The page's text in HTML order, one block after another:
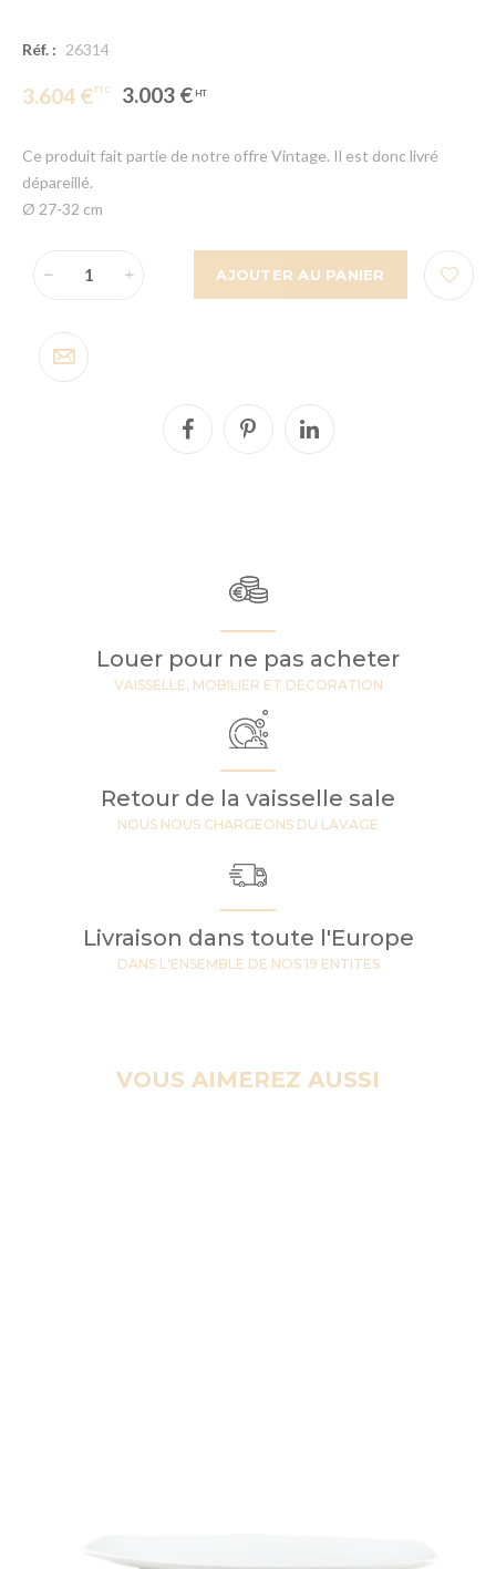
Réf. : 26314
3.604 € 3.003 €
Ce produit fait partie de notre offre Vintage. Il est donc livré
dépareillé.
Ø 27-32 cm
AJOUTER AU PANIER
Louer pour ne pas acheter
VAISSELLE, MOBILIER ET DECORATION
Retour de la vaisselle sale
NOUS NOUS CHARGEONS DU LAVAGE
Livraison dans toute l'Europe
DANS L'ENSEMBLE DE NOS 19 ENTITES
VOUS AIMEREZ AUSSI